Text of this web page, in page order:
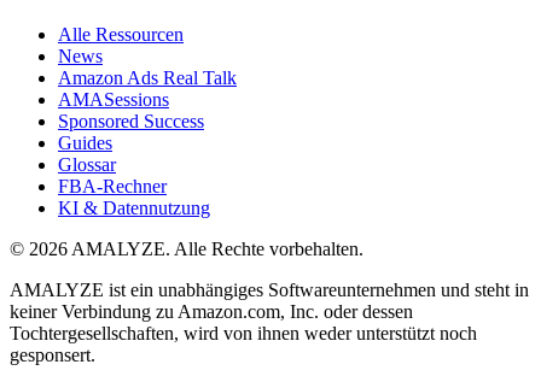
Alle Ressourcen
News
Amazon Ads Real Talk
AMASessions
Sponsored Success
Guides
Glossar
FBA-Rechner
KI & Datennutzung
© 2026 AMALYZE. Alle Rechte vorbehalten.
AMALYZE ist ein unabhängiges Softwareunternehmen und steht in
keiner Verbindung zu Amazon.com, Inc. oder dessen
Tochtergesellschaften, wird von ihnen weder unterstützt noch
gesponsert.